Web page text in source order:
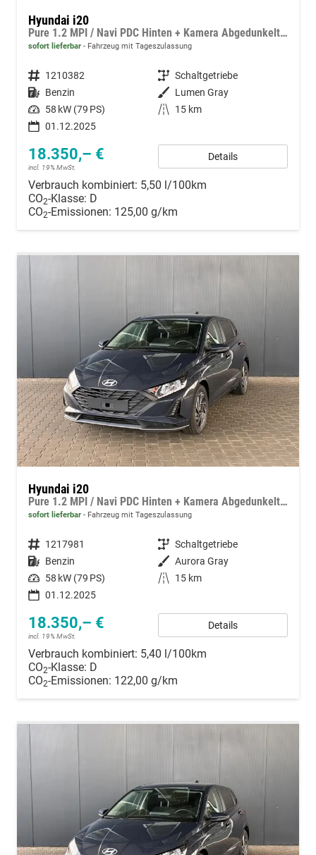
Hyundai i20
Pure 1.2 MPI / Navi PDC Hinten + Kamera Abgedunkelte Scheiben Tempomat Alu 16"
sofort lieferbar Fahrzeug mit Tageszulassung
Fahrzeugnummer 1210382 Getriebe Schaltgetriebe
Kraftstoff Benzin Außenfarbe Lumen Gray
Leistung 58 kW (79 PS) Kilometerstand
15 km
01.12.2025
18.350,– €
incl. 19% MwSt.
Details
Verbrauch kombiniert: 5,50 l/100km
CO2-Klasse: D
CO2-Emissionen: 125,00 g/km
Hyundai i20
Pure 1.2 MPI / Navi PDC Hinten + Kamera Abgedunkelte Scheiben Tempomat Alu 16"
sofort lieferbar Fahrzeug mit Tageszulassung
Fahrzeugnummer 1217981 Getriebe Schaltgetriebe
Kraftstoff Benzin Außenfarbe Aurora Gray
Leistung 58 kW (79 PS) Kilometerstand
15 km
01.12.2025
18.350,– €
incl. 19% MwSt.
Details
Verbrauch kombiniert: 5,40 l/100km
CO2-Klasse: D
CO2-Emissionen: 122,00 g/km